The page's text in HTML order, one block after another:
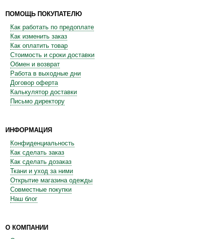
ПОМОЩЬ ПОКУПАТЕЛЮ
Как работать по предоплате
Как изменить заказ
Как оплатить товар
Стоимость и сроки доставки
Обмен и возврат
Работа в выходные дни
Договор оферта
Калькулятор доставки
Письмо директору
ИНФОРМАЦИЯ
Конфиденциальность
Как сделать заказ
Как сделать дозаказ
Ткани и уход за ними
Открытие магазина одежды
Совместные покупки
Наш блог
О КОМПАНИИ